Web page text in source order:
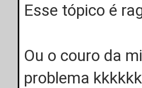
Esse tópico é
Ou o couro da
problema